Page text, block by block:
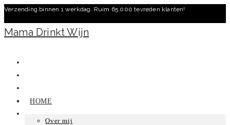
Ga
naar
inhoud
Verzending binnen 1 werkdag. Ruim 65.000 tevreden klanten!
Mama Drinkt Wijn
HOME
Over mij